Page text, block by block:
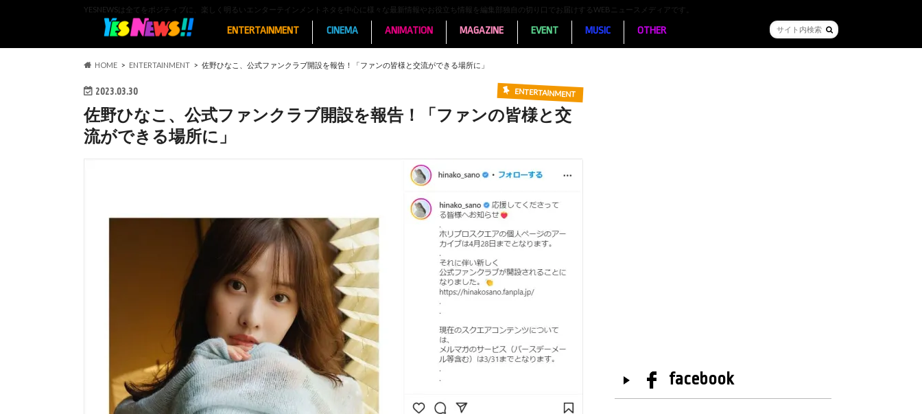
YESNEWSは全てをポジティブに、楽しく明るいエンターテインメントネタを中心に様々な最新情報やお役立ち情報を編集部独自の切り口でお届けするWEBニュースメディアです。
ENTERTAINMENT CINEMA ANIMATION MAGAZINE EVENT MUSIC OTHER
HOME ENTERTAINMENT 佐野ひなこ、公式ファンクラブ開設を報告！「ファンの皆様と交流ができる場所に」
2023.03.30 ENTERTAINMENT
佐野ひなこ、公式ファンクラブ開設を報告！「ファンの皆様と交
流ができる場所に」
facebook